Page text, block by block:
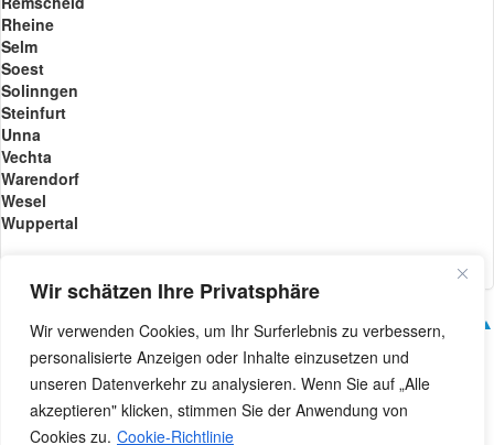
Wir schätzen Ihre Privatsphäre
Wir verwenden Cookies, um Ihr Surferlebnis zu verbessern,
personalisierte Anzeigen oder Inhalte einzusetzen und
unseren Datenverkehr zu analysieren. Wenn Sie auf „Alle
akzeptieren" klicken, stimmen Sie der Anwendung von
Cookies zu. Cookie-Richtlinie
Rheine
Selm
Soest
Solinngen
Steinfurt
Unna
Vechta
Warendorf
Wesel
Wuppertal
▲ Nach oben ▲
© 2013-2021 Ril Limoservice • Datenschutz